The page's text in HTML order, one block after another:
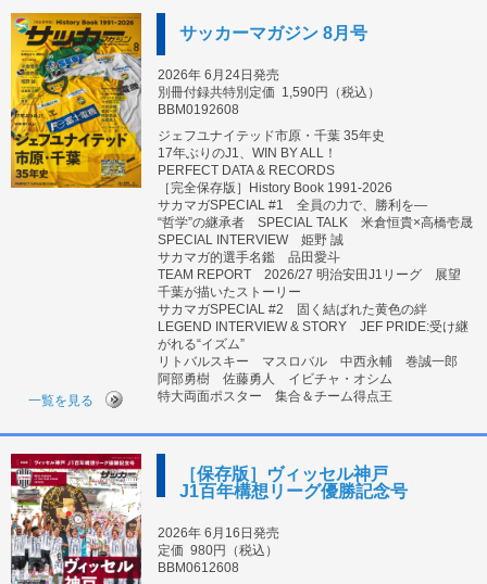
サッカーマガジン 8月号
2026年 6月24日発売
別冊付録共特別定価 1,590円（税込）
BBM0192608
ジェフユナイテッド市原・千葉 35年史
17年ぶりのJ1、WIN BY ALL！
PERFECT DATA & RECORDS
［完全保存版］History Book 1991-2026
サカマガSPECIAL #1 全員の力で、勝利を―
“哲学”の継承者 SPECIAL TALK 米倉恒貴×高橋壱晟
SPECIAL INTERVIEW 姫野 誠
サカマガ的選手名鑑 品田愛斗
TEAM REPORT 2026/27 明治安田J1リーグ 展望
千葉が描いたストーリー
サカマガSPECIAL #2 固く結ばれた黄色の絆
LEGEND INTERVIEW & STORY JEF PRIDE:受け継
がれる“イズム”
リトバルスキー マスロバル 中西永輔 巻誠一郎
阿部勇樹 佐藤勇人 イビチャ・オシム
特大両面ポスター 集合＆チーム得点王
一覧を見る
［保存版］ヴィッセル神戸
J1百年構想リーグ優勝記念号
2026年 6月16日発売
定価 980円（税込）
BBM0612608